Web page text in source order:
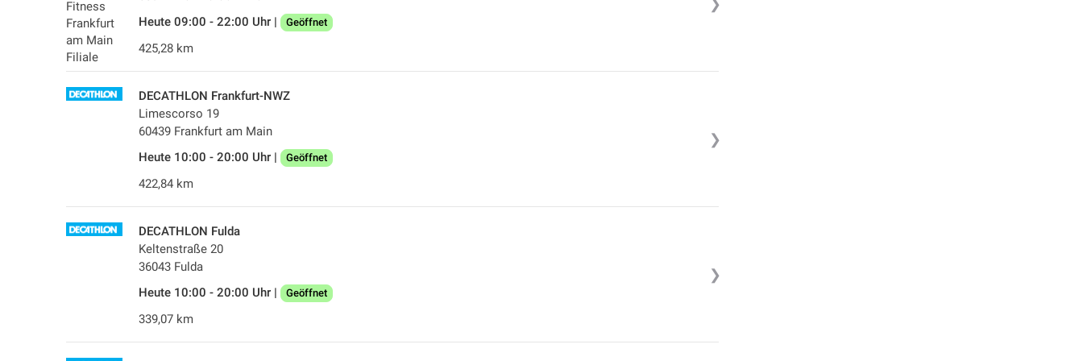
❯
Heute 09:00 - 22:00 Uhr |
Geöffnet
425,28 km
❯
DECATHLON Frankfurt-NWZ
Limescorso 19
60439 Frankfurt am Main
Heute 10:00 - 20:00 Uhr |
Geöffnet
422,84 km
❯
DECATHLON Fulda
Keltenstraße 20
36043 Fulda
Heute 10:00 - 20:00 Uhr |
Geöffnet
339,07 km